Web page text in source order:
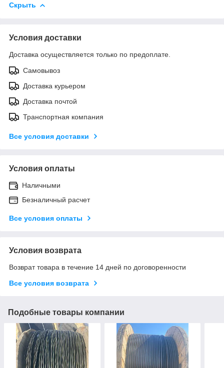
Скрыть
Условия доставки
Доставка осуществляется только по предоплате.
Самовывоз
Доставка курьером
Доставка почтой
Транспортная компания
Все условия доставки
Условия оплаты
Наличными
Безналичный расчет
Все условия оплаты
Условия возврата
Возврат товара в течение 14 дней по договоренности
Все условия возврата
Подобные товары компании